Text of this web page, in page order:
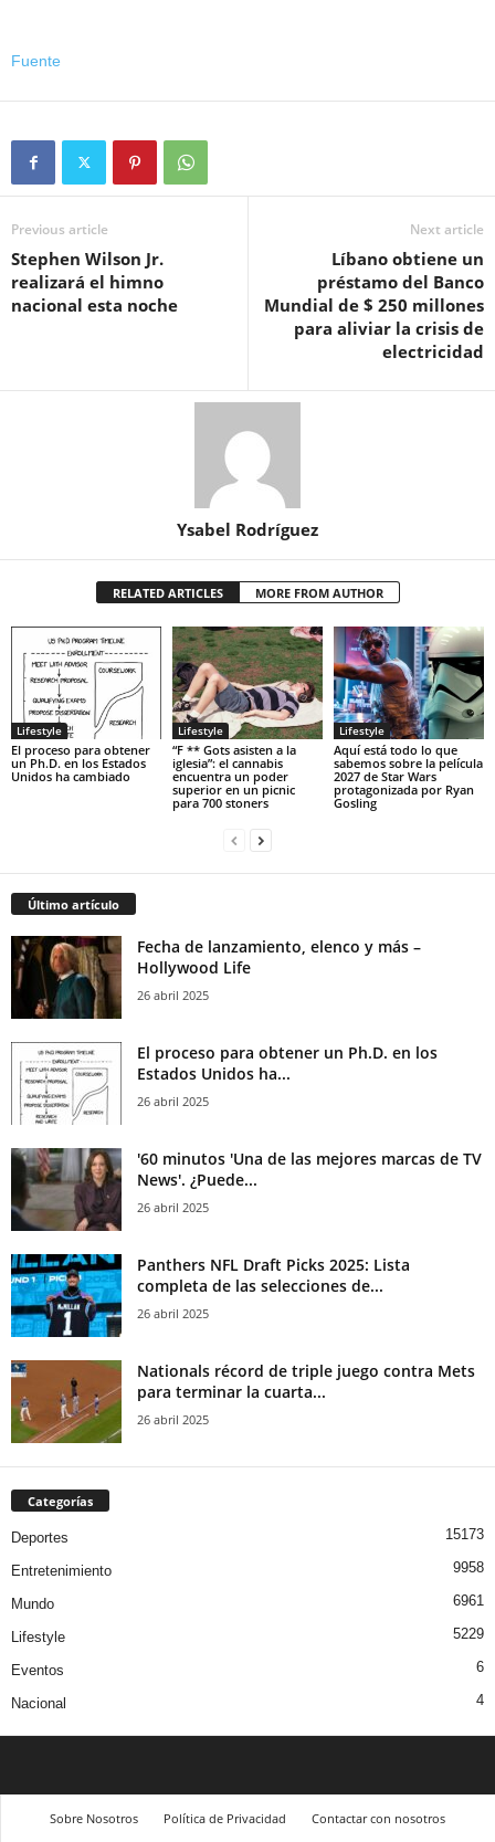
Fuente
Previous article
Stephen Wilson Jr.
realizará el himno
nacional esta noche
Next article
Líbano obtiene un
préstamo del Banco
Mundial de $ 250 millones
para aliviar la crisis de
electricidad
Ysabel Rodríguez
RELATED ARTICLES MORE FROM AUTHOR
Lifestyle
El proceso para obtener
un Ph.D. en los Estados
Unidos ha cambiado
Lifestyle
“F ** Gots asisten a la
iglesia”: el cannabis
encuentra un poder
superior en un picnic
para 700 stoners
Lifestyle
Aquí está todo lo que
sabemos sobre la película
2027 de Star Wars
protagonizada por Ryan
Gosling
Último artículo
Fecha de lanzamiento, elenco y más –
Hollywood Life
26 abril 2025
El proceso para obtener un Ph.D. en los
Estados Unidos ha...
26 abril 2025
'60 minutos 'Una de las mejores marcas de TV
News'. ¿Puede...
26 abril 2025
Panthers NFL Draft Picks 2025: Lista
completa de las selecciones de...
26 abril 2025
Nationals récord de triple juego contra Mets
para terminar la cuarta...
26 abril 2025
Categorías
Deportes 15173
Entretenimiento 9958
Mundo 6961
Lifestyle 5229
Eventos 6
Nacional 4
Sobre Nosotros Política de Privacidad Contactar con nosotros